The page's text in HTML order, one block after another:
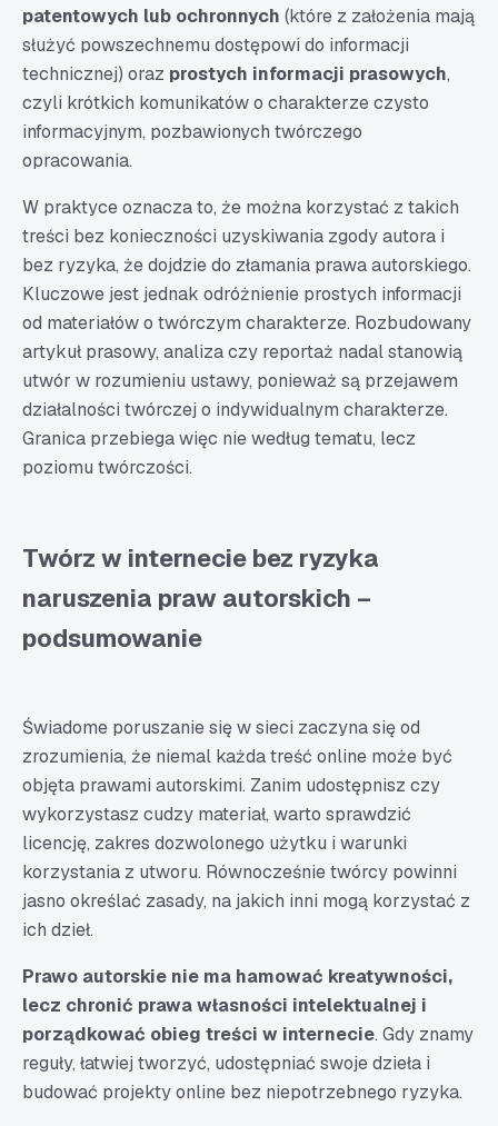
patentowych lub ochronnych (które z założenia mają
służyć powszechnemu dostępowi do informacji
technicznej) oraz prostych informacji prasowych,
czyli krótkich komunikatów o charakterze czysto
informacyjnym, pozbawionych twórczego
opracowania.
W praktyce oznacza to, że można korzystać z takich
treści bez konieczności uzyskiwania zgody autora i
bez ryzyka, że dojdzie do złamania prawa autorskiego.
Kluczowe jest jednak odróżnienie prostych informacji
od materiałów o twórczym charakterze. Rozbudowany
artykuł prasowy, analiza czy reportaż nadal stanowią
utwór w rozumieniu ustawy, ponieważ są przejawem
działalności twórczej o indywidualnym charakterze.
Granica przebiega więc nie według tematu, lecz
poziomu twórczości.
Twórz w internecie bez ryzyka
naruszenia praw autorskich –
podsumowanie
Świadome poruszanie się w sieci zaczyna się od
zrozumienia, że niemal każda treść online może być
objęta prawami autorskimi. Zanim udostępnisz czy
wykorzystasz cudzy materiał, warto sprawdzić
licencję, zakres dozwolonego użytku i warunki
korzystania z utworu. Równocześnie twórcy powinni
jasno określać zasady, na jakich inni mogą korzystać z
ich dzieł.
Prawo autorskie nie ma hamować kreatywności,
lecz chronić prawa własności intelektualnej i
porządkować obieg treści w internecie. Gdy znamy
reguły, łatwiej tworzyć, udostępniać swoje dzieła i
budować projekty online bez niepotrzebnego ryzyka.